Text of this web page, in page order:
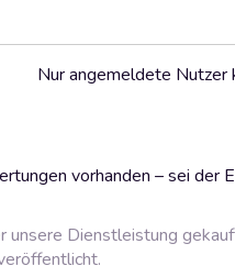
vorhanden – sei der
Nur angemeldete
Dienstleistung